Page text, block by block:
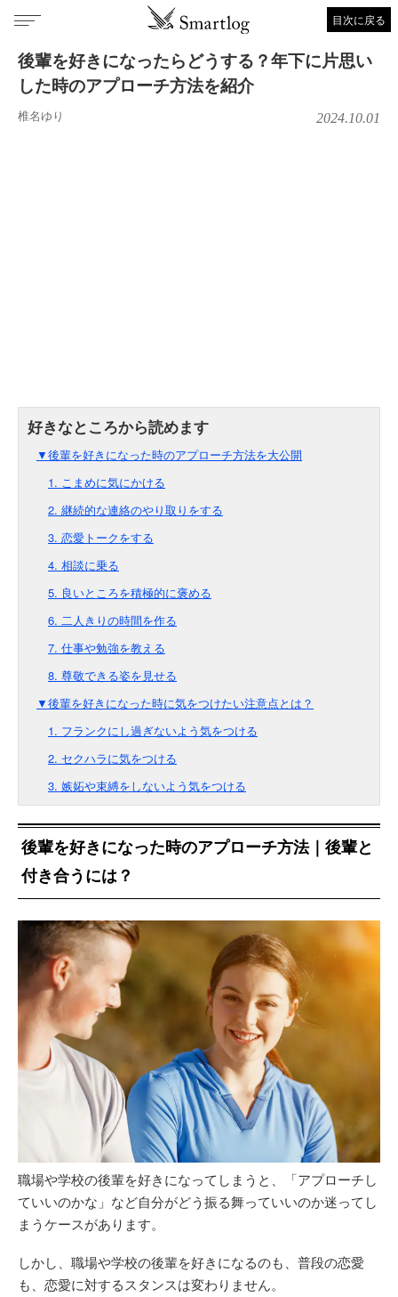
目次に戻る
後輩を好きになったらどうする？年下に片思い
した時のアプローチ方法を紹介
椎名ゆり 2024.10.01
▼後輩を好きになった時のアプローチ方法を大公開
1. こまめに気にかける
2. 継続的な連絡のやり取りをする
3. 恋愛トークをする
4. 相談に乗る
5. 良いところを積極的に褒める
6. 二人きりの時間を作る
7. 仕事や勉強を教える
8. 尊敬できる姿を見せる
▼後輩を好きになった時に気をつけたい注意点とは？
1. フランクにし過ぎないよう気をつける
2. セクハラに気をつける
3. 嫉妬や束縛をしないよう気をつける
後輩を好きになった時のアプローチ方法｜後輩と
付き合うには？
職場や学校の後輩を好きになってしまうと、「アプローチし
ていいのかな」など自分がどう振る舞っていいのか迷ってし
まうケースがあります。
しかし、職場や学校の後輩を好きになるのも、普段の恋愛
も、恋愛に対するスタンスは変わりません。